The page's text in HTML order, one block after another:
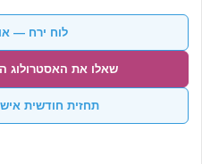
לוח ירח —
שאלו את האסטרולוג
תחזית חודשית